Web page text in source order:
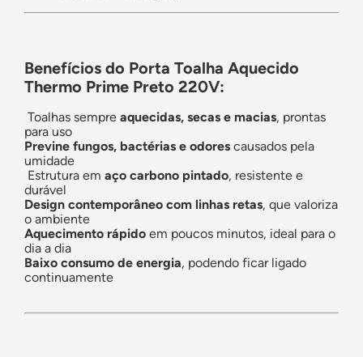
Benefícios do Porta Toalha Aquecido
Thermo Prime Preto 220V:
Toalhas sempre aquecidas, secas e macias, prontas
para uso
Previne fungos, bactérias e odores causados pela
umidade
Estrutura em aço carbono pintado, resistente e
durável
Design contemporâneo com linhas retas, que valoriza
o ambiente
Aquecimento rápido em poucos minutos, ideal para o
dia a dia
Baixo consumo de energia, podendo ficar ligado
continuamente